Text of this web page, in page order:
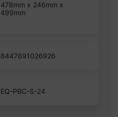
478mm x 246mm x
499mm
8447691026926
EQ-PBC-S-24